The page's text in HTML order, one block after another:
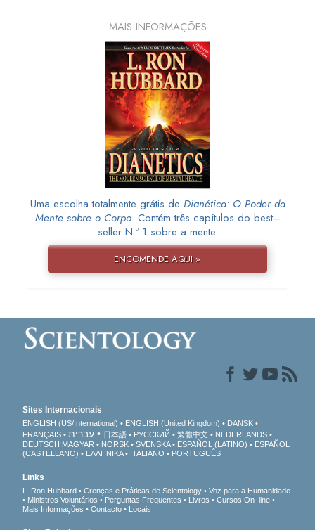
MAIS INFORMAÇÕES
Uma escolha totalmente grátis de Dianética: O Poder da
Mente sobre o Corpo. Contém três capítulos do best–
seller N.º 1 sobre a mente.
ENCOMENDE AQUI »
Sites Internacionais
ENGLISH (US/International) ENGLISH (United Kingdom)
DANSK
FRANÇAIS
עברית 日本語 РУССКИЙ 繁體中文
NEDERLANDS
DEUTSCH MAGYAR NORSK SVENSKA ESPAÑOL (LATINO)
ESPAÑOL
(CASTELLANO)
ΕΛΛΗΝΙΚA ITALIANO PORTUGUÊS
Links
L. Ron Hubbard Crenças e Práticas de Scientology
Voz para a Humanidade
Ministros Voluntários
Perguntas Frequentes Livros
Cursos On–line
Mais Informações
Contacto Locais